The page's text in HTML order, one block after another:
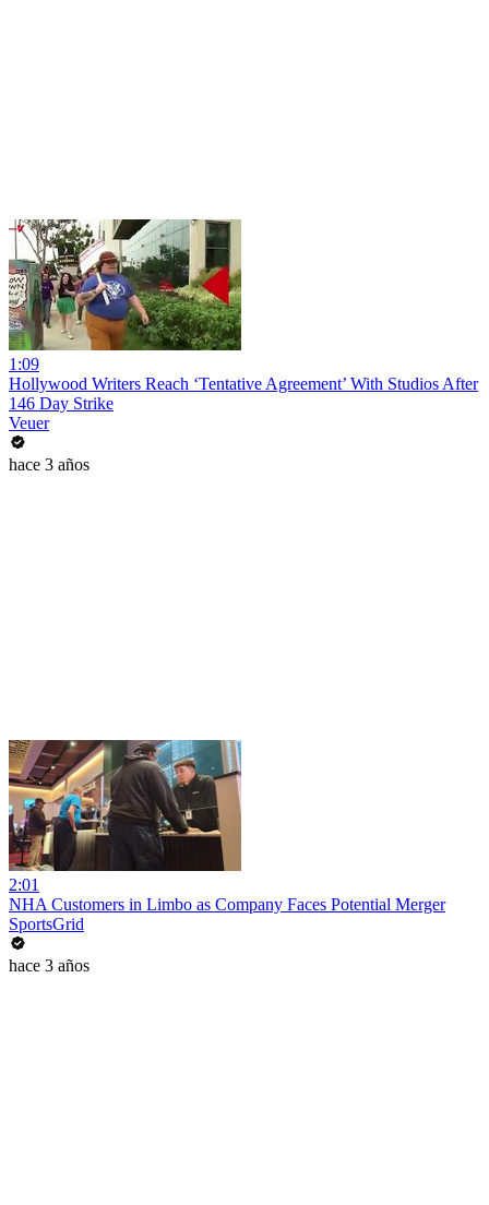
1:09
Hollywood Writers Reach ‘Tentative Agreement’ With Studios After
146 Day Strike
Veuer
hace 3 años
2:01
NHA Customers in Limbo as Company Faces Potential Merger
SportsGrid
hace 3 años